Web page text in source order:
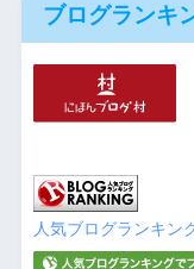
ブログランキ
人気ブログランキン